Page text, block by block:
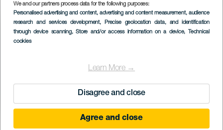
We and our partners process data for the following purposes:
Personalised advertising and content, advertising and content measurement, audience
research and services development, Precise geolocation data, and identification
through device scanning, Store and/or access information on a device, Technical
cookies
Learn More →
Disagree and close
Agree and close
Imagen
Listado